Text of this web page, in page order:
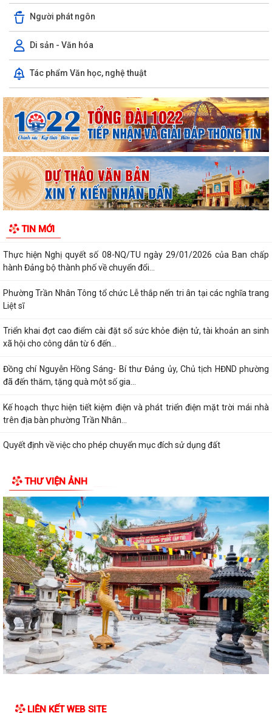
Người phát ngôn
Di sản - Văn hóa
Tác phẩm Văn học, nghệ thuật
TIN MỚI
Kiến tạo “Thế” quốc gia: Bước chuyển của tư duy đối ngoại Việt Nam
trong kỷ nguyên mới
PHÁT HUY GIÁ TRỊ CÁC DI TÍCH VĂN HÓA TRONG KỶ NGUYÊN MỚI Ở
PHƯỜNG TRẦN NHÂN TÔNG, THÀNH PHỐ HẢI...
Phường Trần Nhân Tông tham dự hội nghị trực tuyến báo cáo viên
thành phố tháng 7/2026
Lãnh đạo phường kiểm tra các trạm bơm, hồ đập sau mưa lớn
tìm kiếm, quy tập và xác định...
Thực hiện Nghị quyết số 08-NQ/TU ngày 29/01/2026 của Ban chấp
hành Đảng bộ thành phố về chuyển đổi...
Phường Trần Nhân Tông tổ chức Lễ thắp nến tri ân tại các nghĩa trang
Liệt sĩ
Triển khai đợt cao điểm cài đặt sổ sức khỏe điện tử, tài khoản an sinh
xã hội cho công dân từ 6 đến...
Đồng chí Nguyễn Hồng Sáng- Bí thư Đảng ủy, Chủ tịch HĐND phường
đã đến thăm, tặng quà một số gia...
Kế hoạch thực hiện tiết kiệm điện và phát triển điện mặt trời mái nhà
trên địa bàn phường Trần Nhân...
Quyết định về việc cho phép chuyển mục đích sử dụng đất
định kỳ, khám sàng lọc miễn...
Hội nghị giao ban cụm Thường trực Đảng ủy phụ trách triển khai
nhiệm vụ quý III năm 2026
Hội nghị triển khai Kế hoạch tổ chức Hội trại Thanh thiếu nhi phường
Trần Nhân Tông năm 2026
UBND phường tổ chức hội nghị triển khai công tác sản xuất vụ Mùa
năm 2026 và công tác phòng, chống...
Hoàng Gián long trọng tổ chức Lễ công bố Nghị quyết thành lập Tổ dân
phố
Công khai các Quyết định của Ủy ban nhân dân thành phố về thủ tục
hành chính thuộc phạmvi quản lý...
THƯ VIỆN ẢNH
LIÊN KẾT WEB SITE